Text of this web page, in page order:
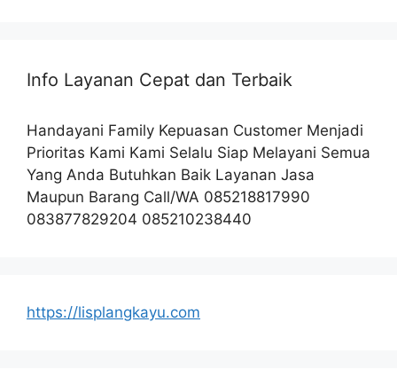
Info Layanan Cepat dan Terbaik
Handayani Family Kepuasan Customer Menjadi
Prioritas Kami Kami Selalu Siap Melayani Semua
Yang Anda Butuhkan Baik Layanan Jasa
Maupun Barang Call/WA 085218817990
083877829204 085210238440
https://lisplangkayu.com